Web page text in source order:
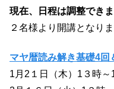
現在、日程は調整できま
２名様より開講となりま
マヤ暦読み解き基礎4回
1月2１日（木）1３時